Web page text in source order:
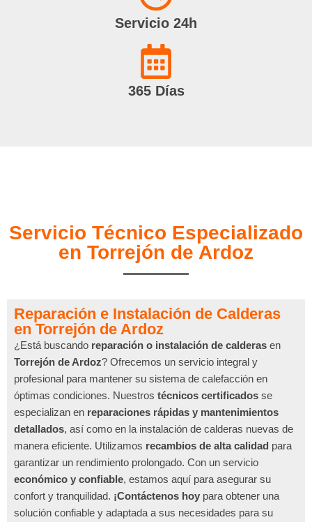
Servicio 24h
365 Días
Servicio Técnico Especializado
en Torrejón de Ardoz
Reparación e Instalación de Calderas
en Torrejón de Ardoz
¿Está buscando reparación o instalación de calderas en
Torrejón de Ardoz? Ofrecemos un servicio integral y
profesional para mantener su sistema de calefacción en
óptimas condiciones. Nuestros técnicos certificados se
especializan en reparaciones rápidas y mantenimientos
detallados, así como en la instalación de calderas nuevas de
manera eficiente. Utilizamos recambios de alta calidad para
garantizar un rendimiento prolongado. Con un servicio
económico y confiable, estamos aquí para asegurar su
confort y tranquilidad. ¡Contáctenos hoy para obtener una
solución confiable y adaptada a sus necesidades para su